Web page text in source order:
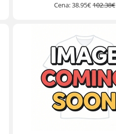
Cena:38.95€102.38€